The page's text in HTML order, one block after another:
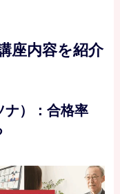
座内容を紹介
ナ）：合格率